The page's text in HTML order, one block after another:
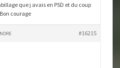
que j avais en PSD et du coup
courage
#16215